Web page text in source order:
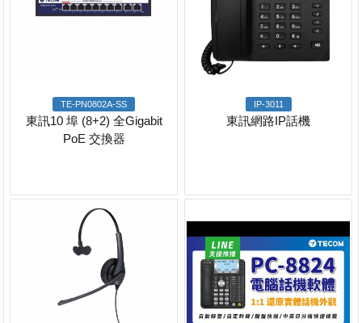
TE-PN0802A-SS
東訊10 埠 (8+2) 全Gigabit
PoE 交換器
IP-3011
東訊網路IP話機